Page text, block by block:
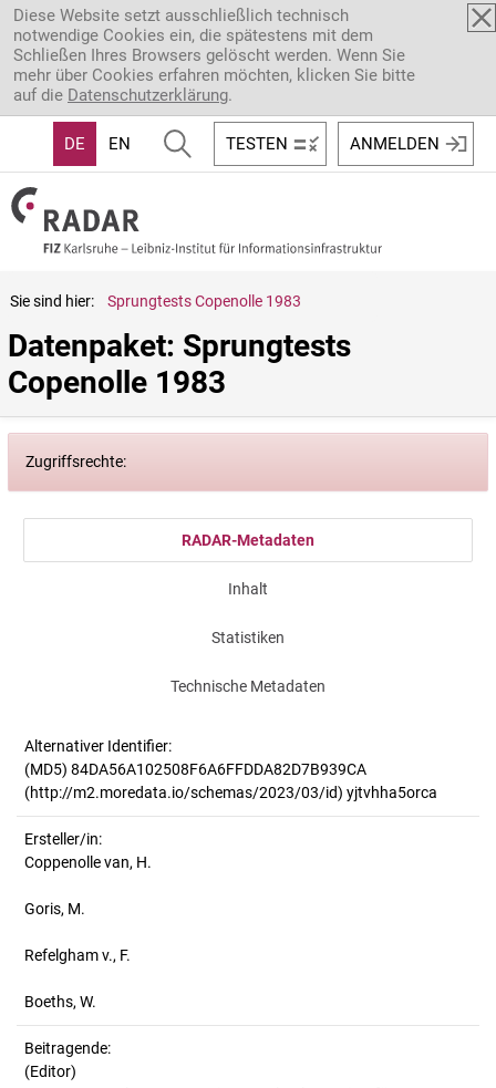
Direkt zum Inhalt
Diese Website setzt ausschließlich technisch
notwendige Cookies ein, die spätestens mit dem
Schließen Ihres Browsers gelöscht werden. Wenn Sie
mehr über Cookies erfahren möchten, klicken Sie bitte
auf die Datenschutzerklärung.
DE EN TESTEN ANMELDEN
Sie sind hier: Sprungtests Copenolle 1983
Datenpaket: Sprungtests
Copenolle 1983
Zugriffsrechte:
RADAR-Metadaten
Inhalt
Statistiken
Technische Metadaten
Alternativer Identifier:
(MD5) 84DA56A102508F6A6FFDDA82D7B939CA
(http://m2.moredata.io/schemas/2023/03/id) yjtvhha5orca
Ersteller/in:
Coppenolle van, H.
Goris, M.
Refelgham v., F.
Boeths, W.
Beitragende:
(Editor)